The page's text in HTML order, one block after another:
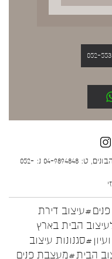
הילית קרש עיצוב ואדריכלות פנים, מושב הבונים, ט: 04-9894848 נ: 052-
#עיצוב דירת
הבית בארץ
#סגנונות עיצוב
הבית#מעצבת פנים